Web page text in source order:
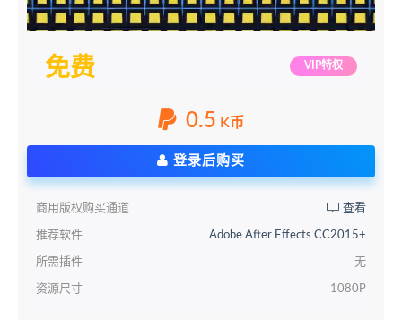
免费 VIP特权
0.5 K币
登录后购买
商用版权购买通道 查看
推荐软件 Adobe After Effects CC2015+
所需插件 无
资源尺寸 1080P